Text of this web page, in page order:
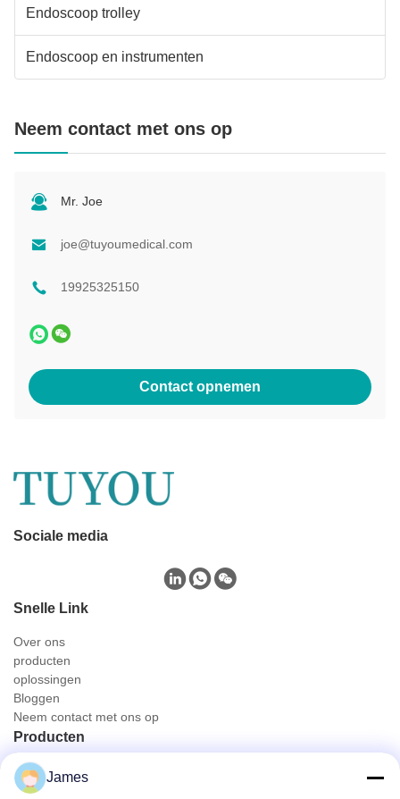
Endoscoop trolley
Endoscoop en instrumenten
Neem contact met ons op
Mr. Joe
joe@tuyoumedical.com
19925325150
Contact opnemen
Sociale media
Snelle Link
Over ons
producten
oplossingen
Bloggen
Neem contact met ons op
Producten
Draagbare endoscoopcamera
Medische Endoscoopcamera
James